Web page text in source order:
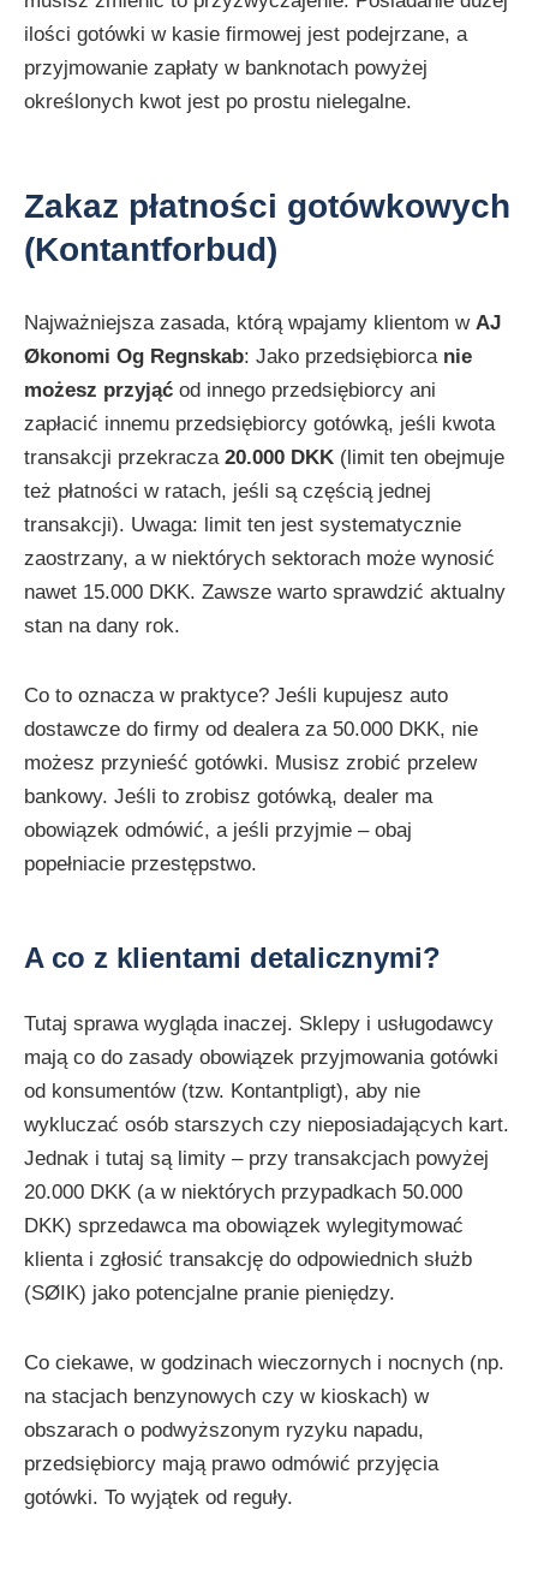
ilości gotówki w kasie firmowej jest podejrzane, a
przyjmowanie zapłaty w banknotach powyżej
określonych kwot jest po prostu nielegalne.
Zakaz płatności gotówkowych
(Kontantforbud)
Najważniejsza zasada, którą wpajamy klientom w AJ
Økonomi Og Regnskab: Jako przedsiębiorca nie
możesz przyjąć od innego przedsiębiorcy ani
zapłacić innemu przedsiębiorcy gotówką, jeśli kwota
transakcji przekracza 20.000 DKK (limit ten obejmuje
też płatności w ratach, jeśli są częścią jednej
transakcji). Uwaga: limit ten jest systematycznie
zaostrzany, a w niektórych sektorach może wynosić
nawet 15.000 DKK. Zawsze warto sprawdzić aktualny
stan na dany rok.
Co to oznacza w praktyce? Jeśli kupujesz auto
dostawcze do firmy od dealera za 50.000 DKK, nie
możesz przynieść gotówki. Musisz zrobić przelew
bankowy. Jeśli to zrobisz gotówką, dealer ma
obowiązek odmówić, a jeśli przyjmie – obaj
popełniacie przestępstwo.
A co z klientami detalicznymi?
Tutaj sprawa wygląda inaczej. Sklepy i usługodawcy
mają co do zasady obowiązek przyjmowania gotówki
od konsumentów (tzw. Kontantpligt), aby nie
wykluczać osób starszych czy nieposiadających kart.
Jednak i tutaj są limity – przy transakcjach powyżej
20.000 DKK (a w niektórych przypadkach 50.000
DKK) sprzedawca ma obowiązek wylegitymować
klienta i zgłosić transakcję do odpowiednich służb
(SØIK) jako potencjalne pranie pieniędzy.
Co ciekawe, w godzinach wieczornych i nocnych (np.
na stacjach benzynowych czy w kioskach) w
obszarach o podwyższonym ryzyku napadu,
przedsiębiorcy mają prawo odmówić przyjęcia
gotówki. To wyjątek od reguły.